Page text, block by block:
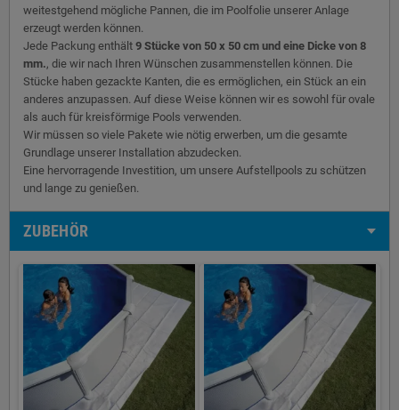
weitestgehend mögliche Pannen, die im Poolfolie unserer Anlage
erzeugt werden können.
Jede Packung enthält 9 Stücke von 50 x 50 cm und eine Dicke von 8
mm., die wir nach Ihren Wünschen zusammenstellen können. Die
Stücke haben gezackte Kanten, die es ermöglichen, ein Stück an ein
anderes anzupassen. Auf diese Weise können wir es sowohl für ovale
als auch für kreisförmige Pools verwenden.
Wir müssen so viele Pakete wie nötig erwerben, um die gesamte
Grundlage unserer Installation abzudecken.
Eine hervorragende Investition, um unsere Aufstellpools zu schützen
und lange zu genießen.
ZUBEHÖR